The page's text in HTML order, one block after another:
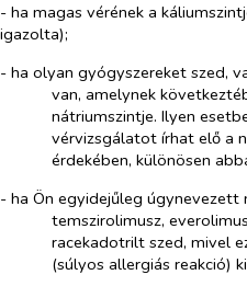
- ha magas vérének a
igazolta);
- ha olyan gyógyszereket szed,
van, amelynek
nátriumszintje. Ilyen
vérvizsgálatot írhat elő a
érdekében, különösen
- ha Ön egyidejűleg úgynevezett
temszirolimusz,
racekadotrilt szed, mivel
(súlyos allergiás reakció)